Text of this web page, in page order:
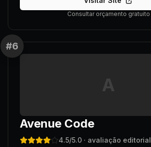
Consultar orçamento gratuito
#6
A
Avenue Code
4.5/5.0 · avaliação editorial